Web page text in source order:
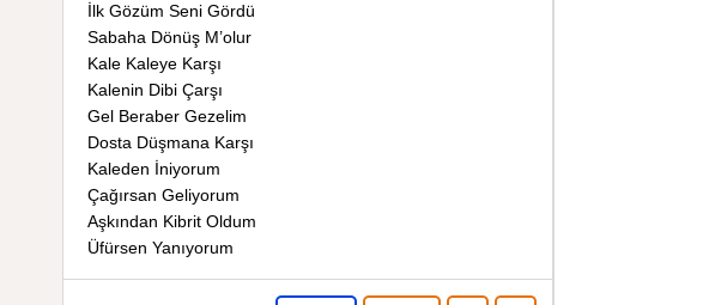
İlk Gözüm Seni Gördü
Sabaha Dönüş M’olur
Kale Kaleye Karşı
Kalenin Dibi Çarşı
Gel Beraber Gezelim
Dosta Düşmana Karşı
Kaleden İniyorum
Çağırsan Geliyorum
Aşkından Kibrit Oldum
Üfürsen Yanıyorum